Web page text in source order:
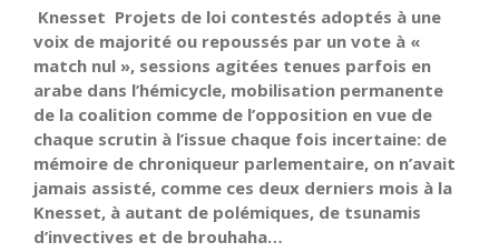
Knesset Projets de loi contestés adoptés à une
voix de majorité ou repoussés par un vote à «
match nul », sessions agitées tenues parfois en
arabe dans l’hémicycle, mobilisation permanente
de la coalition comme de l’opposition en vue de
chaque scrutin à l’issue chaque fois incertaine: de
mémoire de chroniqueur parlementaire, on n’avait
jamais assisté, comme ces deux derniers mois à la
Knesset, à autant de polémiques, de tsunamis
d’invectives et de brouhaha…